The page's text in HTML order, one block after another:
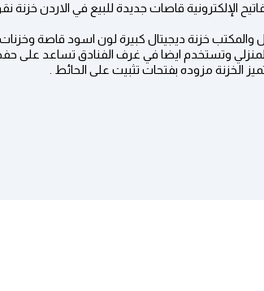
والمكتب خزنة ديجيتال كبيرة لون اسود قاصة
وتستخدم ايضا في غرف الفنادق تساعد على
الخزنة مزوده بفتحات تثبيت على الحائط .